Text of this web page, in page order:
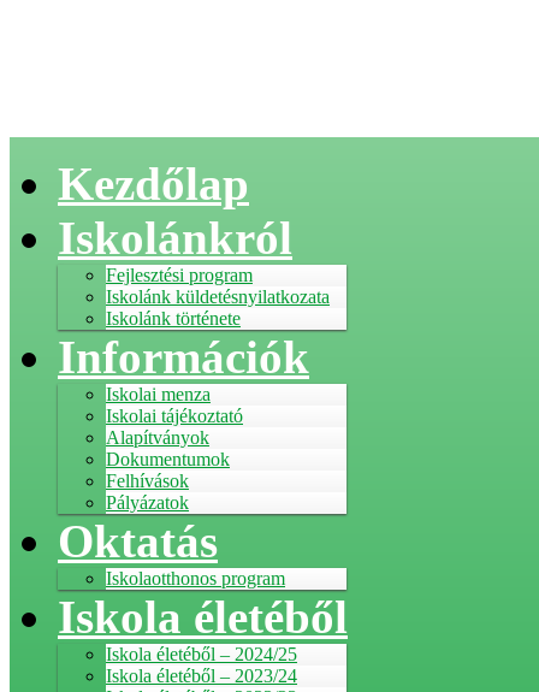
Kezdőlap
Iskolánkról
Fejlesztési program
Iskolánk küldetésnyilatkozata
Iskolánk története
Információk
Iskolai menza
Iskolai tájékoztató
Alapítványok
Dokumentumok
Felhívások
Pályázatok
Oktatás
Iskolaotthonos program
Iskola életéből
Iskola életéből – 2024/25
Iskola életéből – 2023/24